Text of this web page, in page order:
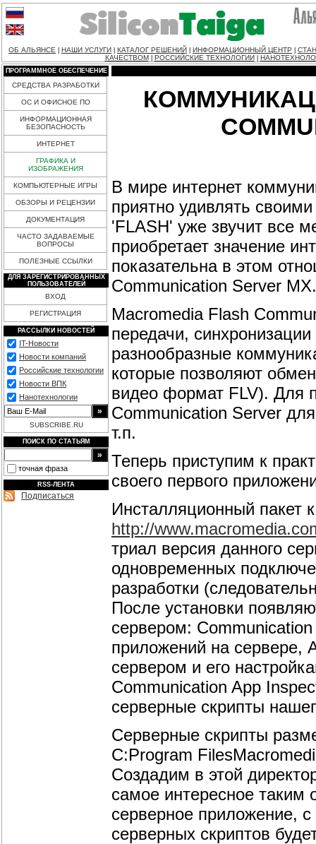
ОБ АЛЬЯНСЕ НАШИ УСЛУГИ КАТАЛОГ РЕШЕНИЙ ИНФОРМАЦИОННЫЙ ЦЕНТР
КАЧЕСТВОМ
РОССИЙСКИЕ ТЕХНОЛОГИИ
ПРОГРАММНОЕ ОБЕСПЕЧЕНИЕ
СРЕДСТВА РАЗРАБОТКИ
ОС И ОФИСНОЕ ПО
ИНФОРМАЦИОННАЯ
БЕЗОПАСНОСТЬ
ИНТЕРНЕТ
ГРАФИКА И
ИЗОБРАЖЕНИЯ
КОМПЬЮТЕРНЫЕ ИГРЫ
ОБЗОРЫ И РЕЦЕНЗИИ
ДОКУМЕНТАЦИЯ
ЧАСТО ЗАДАВАЕМЫЕ
ВОПРОСЫ
ПОЛЕЗНЫЕ ССЫЛКИ
ДЛЯ ЗАРЕГИСТРИРОВАННЫХ
ПОЛЬЗОВАТЕЛЕЙ
ВХОД
РЕГИСТРАЦИЯ
РАССЫЛКИ НОВОСТЕЙ
IT-Новости
Новости компаний
Российские технологии
Новости ВПК
Нанотехнологии
SUBSCRIBE.RU
ПОИСК ПО СТАТЬЯМ
точная фраза
RSS-ЛЕНТА
Подписаться
В мире интернет
приятно удивлять
'FLASH' уже звучит все
приобретает значение
показательна в этом
Communication Server MX.
Macromedia Flash
передачи,
разнообразные
которые позволяют
видео формат FLV). Для
Communication Server
т.п.
Теперь приступим к
своего первого
Инсталляционный пакет
http://
триал версия данного
одновременных
разработки
После установки
сервером:
приложений на сервере,
сервером и его
Communication App
серверные скрипты
Серверные скрипты
C:Program
Создадим в этой
самое интересное таким
серверное приложение,
серверных скриптов